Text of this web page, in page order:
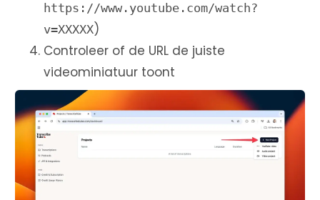
https://www.youtube.com/watch?
v=XXXXX)
Controleer of de URL de juiste
videominiatuur toont